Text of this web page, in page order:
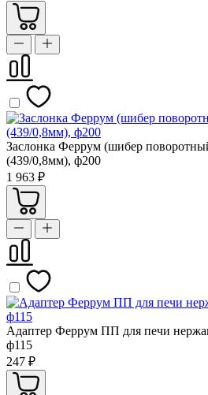
Заслонка Феррум (шибер
(439/0,8мм), ф200
1 963 ₽
Адаптер Феррум ПП для печи
ф115
247 ₽